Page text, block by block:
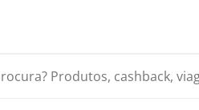
Produtos, cashback, viagens...